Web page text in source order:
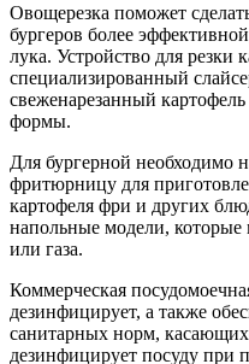
Овощерезка поможет
бургеров более
лука. Устройство для резки
специализированный
свеженарезанный
формы.
Для бургерной необходимо
фритюрницу для
картофеля фри и других
напольные модели, которые
или газа.
Коммерческая
дезинфицирует, а также
санитарных норм,
дезинфицирует посуду при